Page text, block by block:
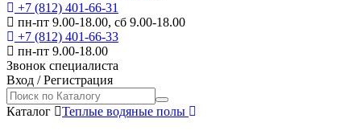
+7 (812) 401-66-31
пн-пт 9.00-18.00, сб 9.00-18.00
+7 (812) 401-66-33
пн-пт 9.00-18.00
Звонок специалиста
Вход /Регистрация
Каталог Теплые водяные полы